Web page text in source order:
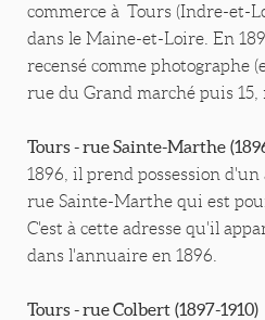
commerce à Tours (Indre-et-
dans le Maine-et-Loire. En
recensé comme photographe
rue du Grand marché puis 15,
Tours - rue Sainte-Marthe
1896, il prend possession
rue Sainte-Marthe qui est
C'est à cette adresse qu'il
dans l'annuaire en 1896.
Tours - rue Colbert (1897-1910)